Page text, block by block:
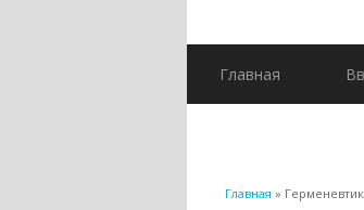
Главная
Вы здесь
Главная »